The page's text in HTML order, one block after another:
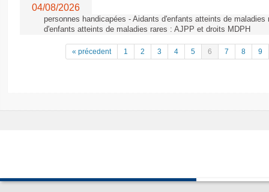
04/08/2026
personnes handicapées - Aidants d'enfants atteints de
d'enfants atteints de maladies rares : AJPP et droits MDPH
« précedent 1 2 3 4 5 6 7 8 9